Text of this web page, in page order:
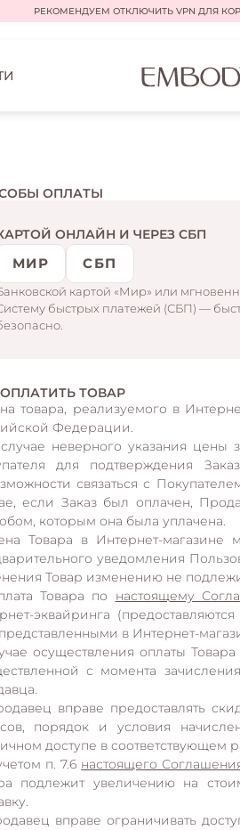
РЕКОМЕНДУЕМ ОТКЛЮЧИТЬ VPN ДЛЯ
ОПЛАТЫ
ОНЛАЙН И ЧЕРЕЗ СБП
МИР СБП
картой «Мир» или
быстрых платежей (СБП) —
ТОВАР
товара, реализуемого в
Федерации.
неверного указания цены
для подтверждения
связаться с
если Заказ был оплачен,
которым она была уплачена.
Товара в Интернет-
уведомления
Товар изменению не
Товара по настоящему
эквайринга
представленными в Интернет-
осуществления оплаты Товара
с момента
вправе предоставлять
порядок и условия
доступе в соответствующем
п. 7.6 настоящего
подлежит увеличению на
вправе ограничивать